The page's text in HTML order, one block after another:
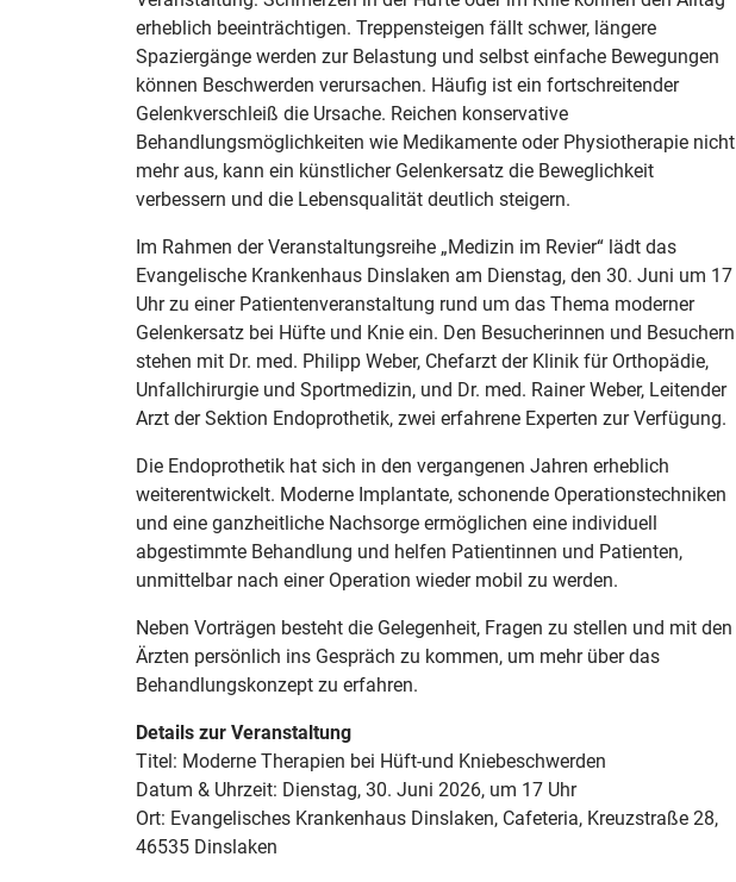
erheblich beeinträchtigen. Treppensteigen fällt schwer, längere
Spaziergänge werden zur Belastung und selbst einfache Bewegungen
können Beschwerden verursachen. Häufig ist ein fortschreitender
Gelenkverschleiß die Ursache. Reichen konservative
Behandlungsmöglichkeiten wie Medikamente oder Physiotherapie nicht
mehr aus, kann ein künstlicher Gelenkersatz die Beweglichkeit
verbessern und die Lebensqualität deutlich steigern.
Im Rahmen der Veranstaltungsreihe „Medizin im Revier“ lädt das
Evangelische Krankenhaus Dinslaken am Dienstag, den 30. Juni um 17
Uhr zu einer Patientenveranstaltung rund um das Thema moderner
Gelenkersatz bei Hüfte und Knie ein. Den Besucherinnen und Besuchern
stehen mit Dr. med. Philipp Weber, Chefarzt der Klinik für Orthopädie,
Unfallchirurgie und Sportmedizin, und Dr. med. Rainer Weber, Leitender
Arzt der Sektion Endoprothetik, zwei erfahrene Experten zur Verfügung.
Die Endoprothetik hat sich in den vergangenen Jahren erheblich
weiterentwickelt. Moderne Implantate, schonende Operationstechniken
und eine ganzheitliche Nachsorge ermöglichen eine individuell
abgestimmte Behandlung und helfen Patientinnen und Patienten,
unmittelbar nach einer Operation wieder mobil zu werden.
Neben Vorträgen besteht die Gelegenheit, Fragen zu stellen und mit den
Ärzten persönlich ins Gespräch zu kommen, um mehr über das
Behandlungskonzept zu erfahren.
Details zur Veranstaltung
Titel: Moderne Therapien bei Hüft-und Kniebeschwerden
Datum & Uhrzeit: Dienstag, 30. Juni 2026, um 17 Uhr
Ort: Evangelisches Krankenhaus Dinslaken, Cafeteria, Kreuzstraße 28,
46535 Dinslaken